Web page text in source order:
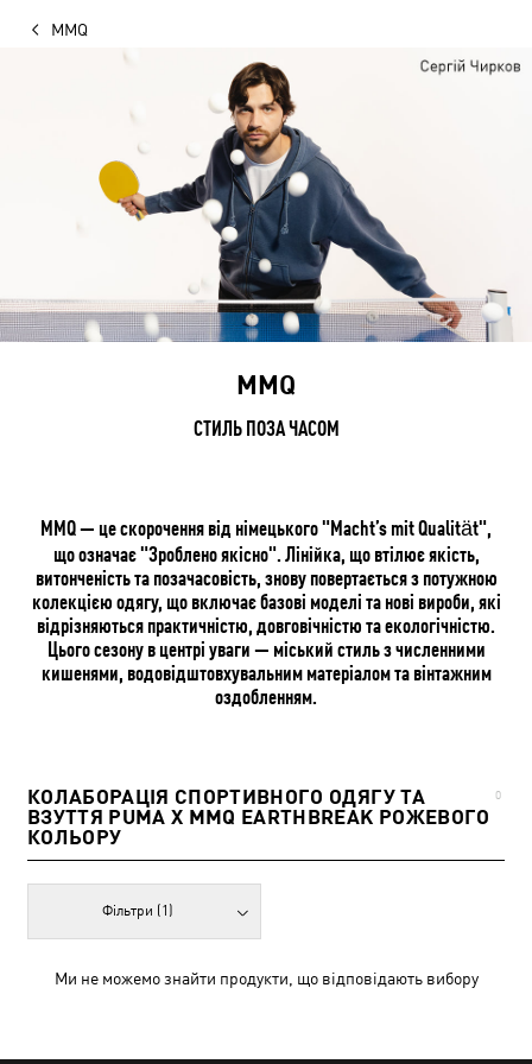
MMQ
MMQ
СТИЛЬ ПОЗА ЧАСОМ
MMQ — це скорочення від німецького "Macht’s mit Qualität",
що означає "Зроблено якісно". Лінійка, що втілює якість,
витонченість та позачасовість, знову повертається з потужною
колекцією одягу, що включає базові моделі та нові вироби, які
відрізняються практичністю, довговічністю та екологічністю.
Цього сезону в центрі уваги — міський стиль з численними
кишенями, водовідштовхувальним матеріалом та вінтажним
оздобленням.
КОЛАБОРАЦІЯ СПОРТИВНОГО ОДЯГУ ТА
ВЗУТТЯ PUMA X MMQ EARTHBREAK РОЖЕВОГО
КОЛЬОРУ
0
Фільтри (1)
Ми не можемо знайти продукти, що відповідають вибору